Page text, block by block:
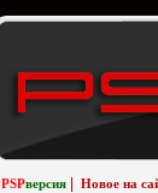
PSPверсия Новое на